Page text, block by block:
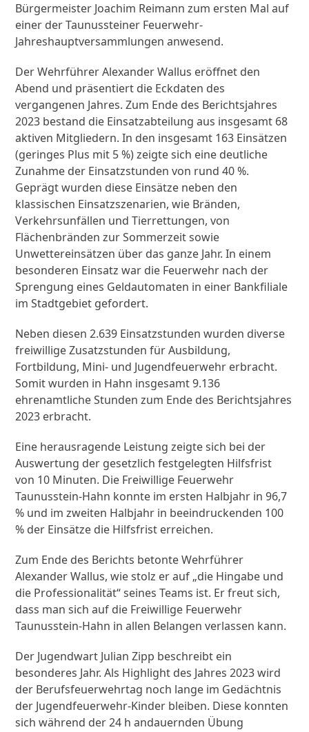
Bürgermeister Joachim Reimann zum ersten Mal auf
einer der Taunussteiner Feuerwehr-
Jahreshauptversammlungen anwesend.
Der Wehrführer Alexander Wallus eröffnet den
Abend und präsentiert die Eckdaten des
vergangenen Jahres. Zum Ende des Berichtsjahres
2023 bestand die Einsatzabteilung aus insgesamt 68
aktiven Mitgliedern. In den insgesamt 163 Einsätzen
(geringes Plus mit 5 %) zeigte sich eine deutliche
Zunahme der Einsatzstunden von rund 40 %.
Geprägt wurden diese Einsätze neben den
klassischen Einsatzszenarien, wie Bränden,
Verkehrsunfällen und Tierrettungen, von
Flächenbränden zur Sommerzeit sowie
Unwettereinsätzen über das ganze Jahr. In einem
besonderen Einsatz war die Feuerwehr nach der
Sprengung eines Geldautomaten in einer Bankfiliale
im Stadtgebiet gefordert.
Neben diesen 2.639 Einsatzstunden wurden diverse
freiwillige Zusatzstunden für Ausbildung,
Fortbildung, Mini- und Jugendfeuerwehr erbracht.
Somit wurden in Hahn insgesamt 9.136
ehrenamtliche Stunden zum Ende des Berichtsjahres
2023 erbracht.
Eine herausragende Leistung zeigte sich bei der
Auswertung der gesetzlich festgelegten Hilfsfrist
von 10 Minuten. Die Freiwillige Feuerwehr
Taunusstein-Hahn konnte im ersten Halbjahr in 96,7
% und im zweiten Halbjahr in beeindruckenden 100
% der Einsätze die Hilfsfrist erreichen.
Zum Ende des Berichts betonte Wehrführer
Alexander Wallus, wie stolz er auf „die Hingabe und
die Professionalität“ seines Teams ist. Er freut sich,
dass man sich auf die Freiwillige Feuerwehr
Taunusstein-Hahn in allen Belangen verlassen kann.
Der Jugendwart Julian Zipp beschreibt ein
besonderes Jahr. Als Highlight des Jahres 2023 wird
der Berufsfeuerwehrtag noch lange im Gedächtnis
der Jugendfeuerwehr-Kinder bleiben. Diese konnten
sich während der 24 h andauernden Übung